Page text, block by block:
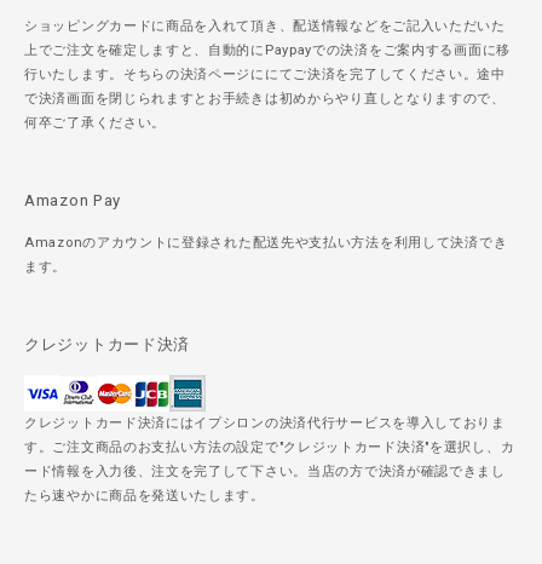
ショッピングカードに商品を入れて頂き、配送情報などをご記入いただいた
上でご注文を確定しますと、自動的にPaypayでの決済をご案内する画面に移
行いたします。そちらの決済ページににてご決済を完了してください。途中
で決済画面を閉じられますとお手続きは初めからやり直しとなりますので、
何卒ご了承ください。
Amazon Pay
Amazonのアカウントに登録された配送先や支払い方法を利用して決済でき
ます。
クレジットカード決済
クレジットカード決済にはイプシロンの決済代行サービスを導入しておりま
す。ご注文商品のお支払い方法の設定で"クレジットカード決済"を選択し、カ
ード情報を入力後、注文を完了して下さい。当店の方で決済が確認できまし
たら速やかに商品を発送いたします。